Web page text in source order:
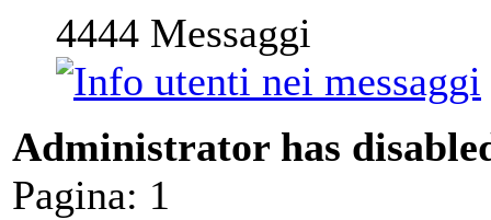
4444 Messaggi
Administrator has
Pagina: 1